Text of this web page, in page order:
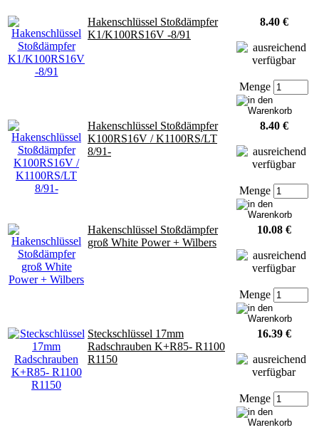
Hakenschlüssel Stoßdämpfer
K1/K100RS16V -8/91
8.40 €
Menge
Hakenschlüssel Stoßdämpfer
K100RS16V / K1100RS/LT
8/91-
8.40 €
Menge
Hakenschlüssel Stoßdämpfer
groß White Power + Wilbers
10.08 €
Menge
Steckschlüssel 17mm
Radschrauben K+R85- R1100
R1150
16.39 €
Menge